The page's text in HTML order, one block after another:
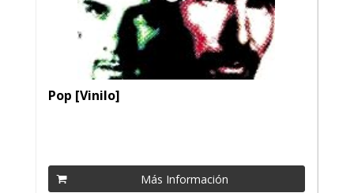
Pop [Vinilo]
Más Información